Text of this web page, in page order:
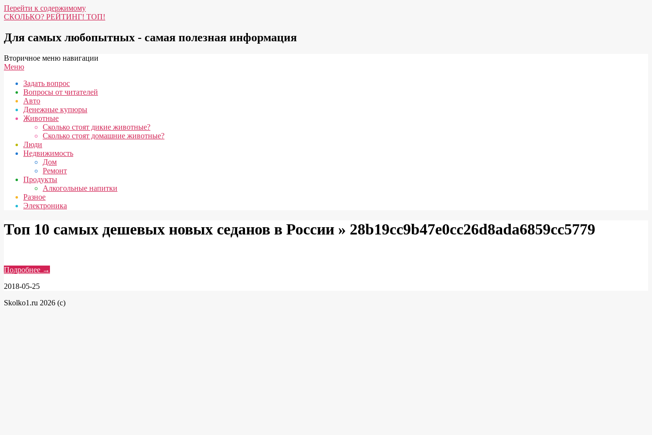
Перейти к содержимому
СКОЛЬКО? РЕЙТИНГ! ТОП!
Для самых любопытных - самая полезная информация
Вторичное меню навигации
Меню
Задать вопрос
Вопросы от читателей
Авто
Денежные купюры
Животные
Сколько стоят дикие животные?
Сколько стоят домашние животные?
Люди
Недвижимость
Дом
Ремонт
Продукты
Алкогольные напитки
Разное
Электроника
Топ 10 самых дешевых новых седанов в России » 28b19cc9b47e0cc26d8ada6859cc5779
Подробнее →
2018-05-25
Skolko1.ru 2026 (c)